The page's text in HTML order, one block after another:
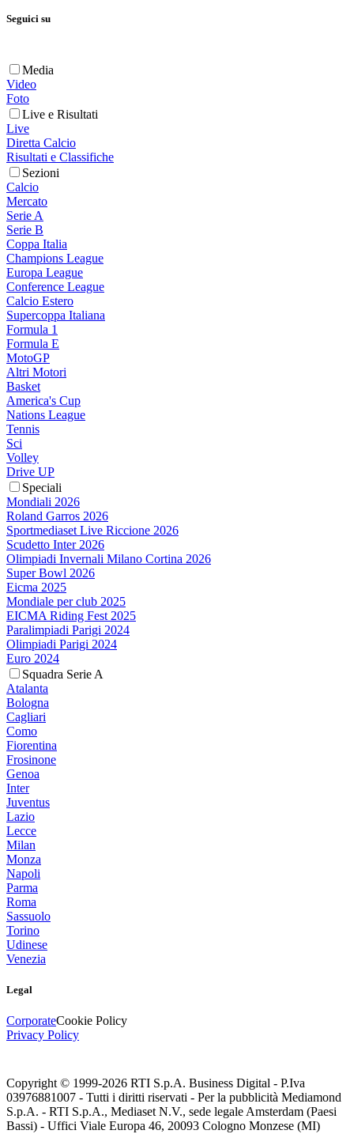
Seguici su
Media
Video
Foto
Live e Risultati
Live
Diretta Calcio
Risultati e Classifiche
Sezioni
Calcio
Mercato
Serie A
Serie B
Coppa Italia
Champions League
Europa League
Conference League
Calcio Estero
Supercoppa Italiana
Formula 1
Formula E
MotoGP
Altri Motori
Basket
America's Cup
Nations League
Tennis
Sci
Volley
Drive UP
Speciali
Mondiali 2026
Roland Garros 2026
Sportmediaset Live Riccione 2026
Scudetto Inter 2026
Olimpiadi Invernali Milano Cortina 2026
Super Bowl 2026
Eicma 2025
Mondiale per club 2025
EICMA Riding Fest 2025
Paralimpiadi Parigi 2024
Olimpiadi Parigi 2024
Euro 2024
Squadra Serie A
Atalanta
Bologna
Cagliari
Como
Fiorentina
Frosinone
Genoa
Inter
Juventus
Lazio
Lecce
Milan
Monza
Napoli
Parma
Roma
Sassuolo
Torino
Udinese
Venezia
Legal
CorporateCookie Policy
Privacy Policy
Copyright © 1999-2026 RTI S.p.A. Business Digital - P.Iva
03976881007 - Tutti i diritti riservati - Per la pubblicità Mediamond
S.p.A. - RTI S.p.A., Mediaset N.V., sede legale Amsterdam (Paesi
Bassi) - Uffici Viale Europa 46, 20093 Cologno Monzese (MI)